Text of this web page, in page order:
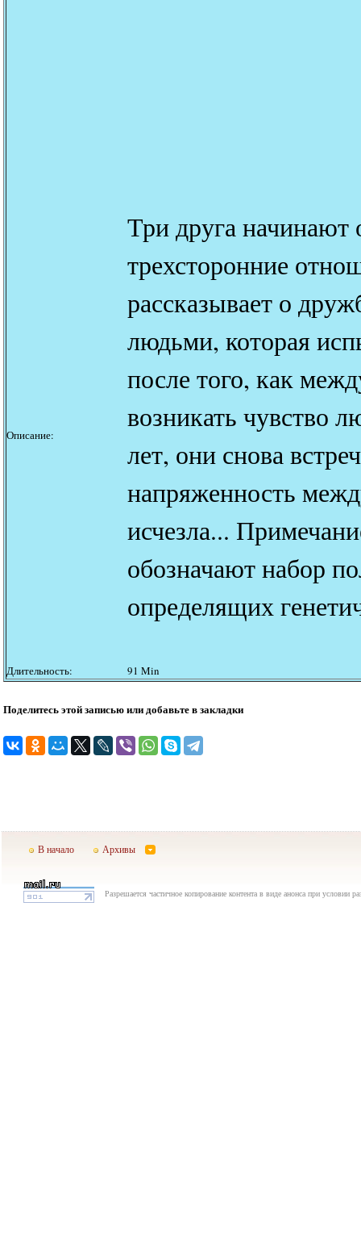
Описание:
Три друга начинают
трехсторонние
рассказывает о
людьми, которая
после того, как
возникать чувство
лет, они снова
напряженность
исчезла...
обозначают набор
определящих
Длительность: 91 Min
Поделитесь этой записью или добавьте в закладки
В начало Архивы
Разрешается частичное копирование контента в виде анонса при условии